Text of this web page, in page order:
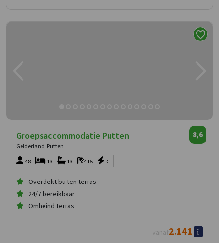
Groepsaccommodatie Putten
Gelderland, Putten
8,6
48 15
13 C
13
Overdekt buiten terras
24/7 bereikbaar
Omheind terras
vanaf2.141